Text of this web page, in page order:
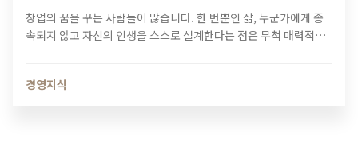
창업의 꿈을 꾸는 사람들이 많습니다. 한 번뿐인 삶, 누군가에게 종
속되지 않고 자신의 인생을 스스로 설계한다는 점은 무척 매력적입
경영지식